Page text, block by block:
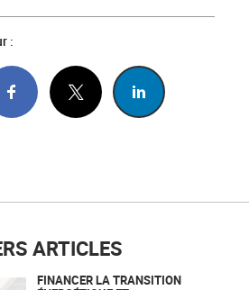
:
ARTICLES
FINANCER LA TRANSITION